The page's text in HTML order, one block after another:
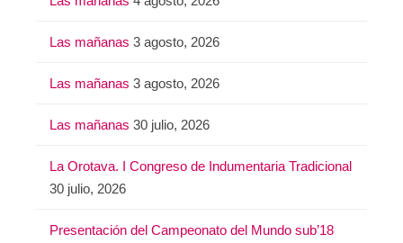
Las mañanas 3 agosto, 2026
Las mañanas 3 agosto, 2026
Las mañanas 30 julio, 2026
La Orotava. I Congreso de Indumentaria Tradicional
30 julio, 2026
Presentación del Campeonato del Mundo sub’18